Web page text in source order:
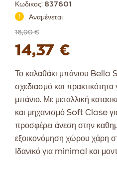
Κωδικος: 837601
Αναμένεται
16,90 €
14,37 €
Το καλαθάκι μπάνιου Bello
σχεδιασμό και
μπάνιο. Με μεταλλική
και μηχανισμό Soft Close
προσφέρει άνεση στην
εξοικονόμηση χώρου χάρη
Ιδανικό για minimal και